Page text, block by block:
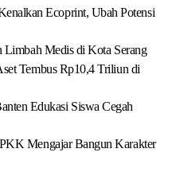
Ecoprint, Ubah Potensi
Limbah Medis di Kota Serang
Tembus Rp10,4 Triliun di
Edukasi Siswa Cegah
Mengajar Bangun Karakter